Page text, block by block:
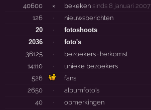
40600
× bekeken sinds 8 januari 2007
126
·
nieuwsberichten
20
·
fotoshoots
2036
·
foto's
36125
· bezoekers · herkomst
14110
·
unieke bezoekers
526
fans
2650
·
albumfoto's
40
·
opmerkingen